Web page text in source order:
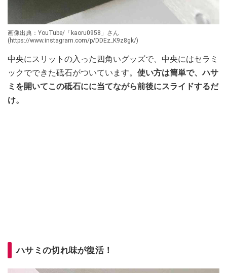
画像出典：YouTube/「kaoru0958」さん
(https://www.instagram.com/p/DDEz_K9z8gk/)
中央にスリットの入った四角いグッズで、中央にはセラミ
ックでできた砥石がついています。 使い方は簡単で、ハサ
ミを開いてこの砥石にに当てながら前後にスライドするだ
け。
ハサミの切れ味が復活！